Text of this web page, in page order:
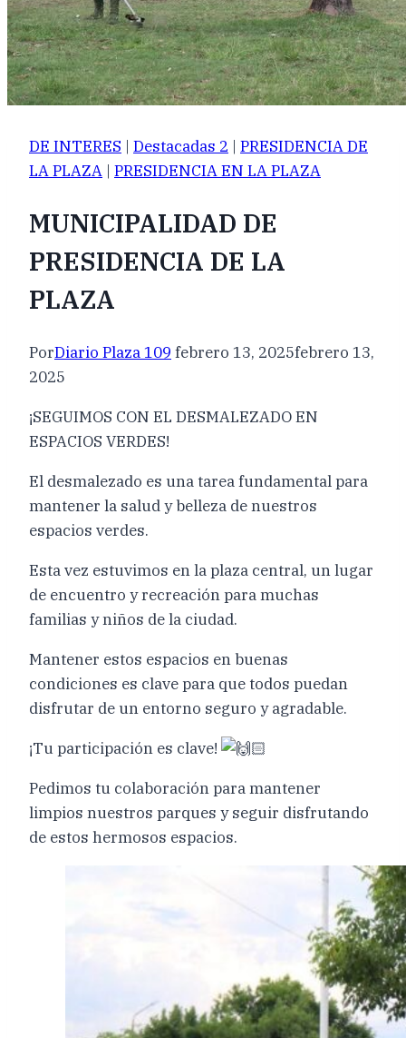
DE INTERES | Destacadas 2 | PRESIDENCIA DE
LA PLAZA | PRESIDENCIA EN LA PLAZA
MUNICIPALIDAD DE
PRESIDENCIA DE LA
PLAZA
PorDiario Plaza 109 febrero 13, 2025febrero 13,
2025
¡SEGUIMOS CON EL DESMALEZADO EN
ESPACIOS VERDES!
El desmalezado es una tarea fundamental para
mantener la salud y belleza de nuestros
espacios verdes.
Esta vez estuvimos en la plaza central, un lugar
de encuentro y recreación para muchas
familias y niños de la ciudad.
Mantener estos espacios en buenas
condiciones es clave para que todos puedan
disfrutar de un entorno seguro y agradable.
¡Tuparticipación es clave!
Pedimos tu colaboración para mantener
limpios nuestros parques y seguir disfrutando
de estos hermosos espacios.